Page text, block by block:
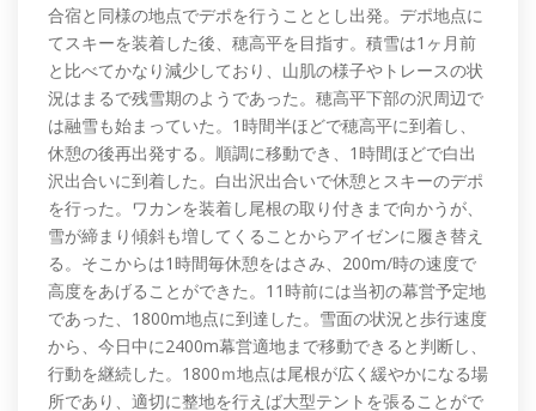
合宿と同様の地点でデポを行うこととし出発。デポ地点に
てスキーを装着した後、穂高平を目指す。積雪は1ヶ月前
と比べてかなり減少しており、山肌の様子やトレースの状
況はまるで残雪期のようであった。穂高平下部の沢周辺で
は融雪も始まっていた。1時間半ほどで穂高平に到着し、
休憩の後再出発する。順調に移動でき、1時間ほどで白出
沢出合いに到着した。白出沢出合いで休憩とスキーのデポ
を行った。ワカンを装着し尾根の取り付きまで向かうが、
雪が締まり傾斜も増してくることからアイゼンに履き替え
る。そこからは1時間毎休憩をはさみ、200m/時の速度で
高度をあげることができた。11時前には当初の幕営予定地
であった、1800m地点に到達した。雪面の状況と歩行速度
から、今日中に2400m幕営適地まで移動できると判断し、
行動を継続した。1800ｍ地点は尾根が広く緩やかになる場
所であり、適切に整地を行えば大型テントを張ることがで